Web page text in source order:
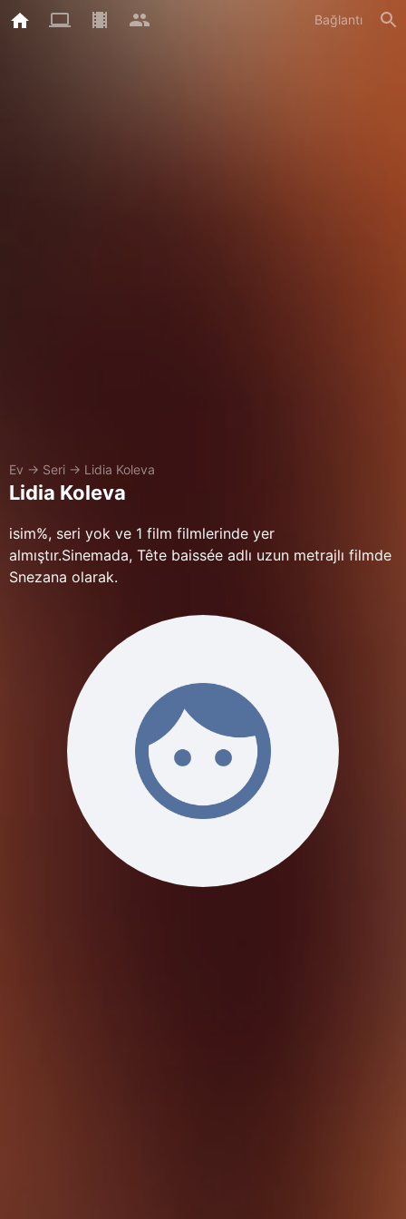
Bağlantı
Ev → Seri → Lidia Koleva
Lidia Koleva
isim%, seri yok ve 1 film filmlerinde yer
almıştır.Sinemada, Tête baissée adlı uzun metrajlı filmde
Snezana olarak.